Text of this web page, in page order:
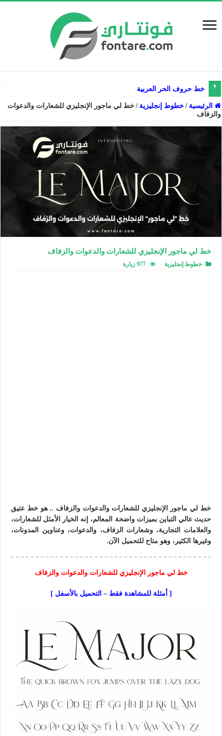
خط حروف الحر العربية
الرئيسية / خطوط إنجليزية / خط لي ماجور الإنجليزي للشعارات والدعوات
والزفاف
خط لي ماجور الإنجليزي للشعارات والدعوات والزفاف
خطوط إنجليزية 977 زيارة
خط لي ماجور الإنجليزي للشعارات والدعوات والزفاف .. هو خط عتيق
حديث عالي التباين بميزات واضحة المعالم، إنه الخيار الأمثل للشعارات،
والعلامات التجارية، وشعارات الزفاف، والدعوات، وعناوين المدونات،
وغيرها الكثير، وهو متاح للتحميل الآن.
خط لي ماجور الإنجليزي للشعارات والدعوات والزفاف
[ أمثلة للمشاهدة فقط – التحميل بالأسفل ]